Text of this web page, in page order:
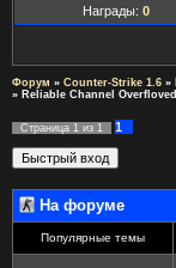
Награды: 0
Форум » Counter-Strike 1.6 »
» Reliable Channel Overfloved
Страница 1 из 1
1
На форуме
Популярные темы